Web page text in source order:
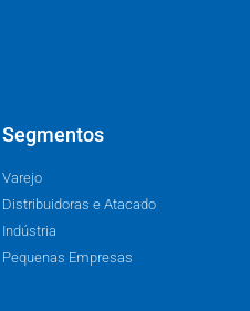
Segmentos
Varejo
Distribuidoras e Atacado
Indústria
Pequenas Empresas